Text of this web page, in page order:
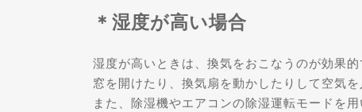
＊湿度が高い場合
湿度が高いときは、換気をおこなうのが効果的
窓を開けたり、換気扇を動かしたりして空気
また、除湿機やエアコンの除湿運転モードを用